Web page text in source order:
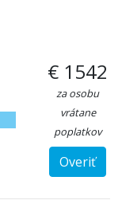
€ 1542
za osobu
vrátane
poplatkov
Overiť